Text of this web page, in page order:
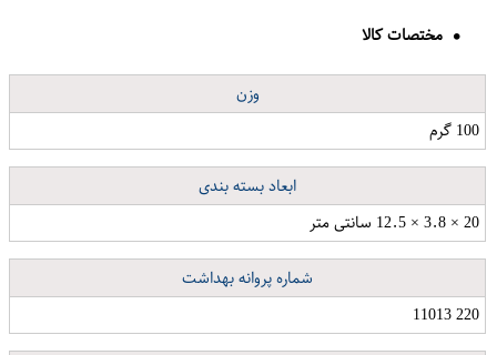
مختصات کالا
وزن
100 گرم
ابعاد بسته بندی
20 × 3.8 × 12.5 سانتی متر
شماره پروانه بهداشت
220 11013